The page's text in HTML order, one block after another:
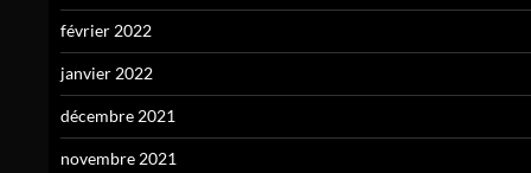
février 2022
janvier 2022
décembre 2021
novembre 2021